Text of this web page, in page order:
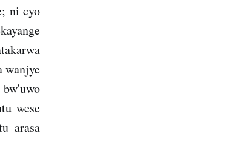
ni cyo
wanjye
wese
arasa